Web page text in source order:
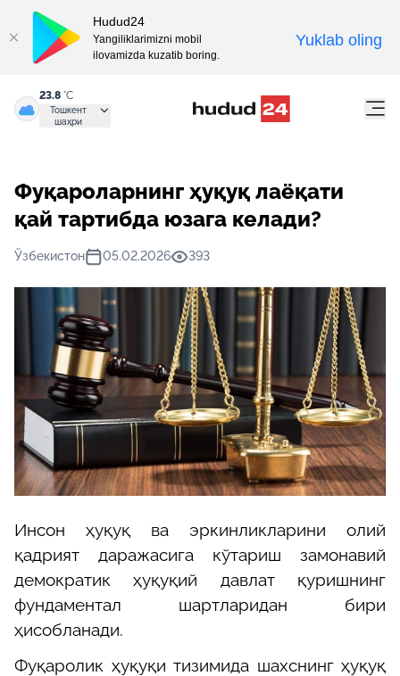
23.8 °C
Тошкент
шаҳри
Фуқароларнинг ҳуқуқ лаёқати
қай тартибда юзага келади?
Ўзбекистон 05.02.2026 393
Инсон ҳуқуқ ва эркинликларини олий
қадрият даражасига кўтариш замонавий
демократик ҳуқуқий давлат қуришнинг
фундаментал шартларидан бири
ҳисобланади.
Фуқаролик ҳуқуқи тизимида шахснинг ҳуқуқ
Hudud24
Yangiliklarimizni mobil
ilovamizda kuzatib boring.
Yuklab oling